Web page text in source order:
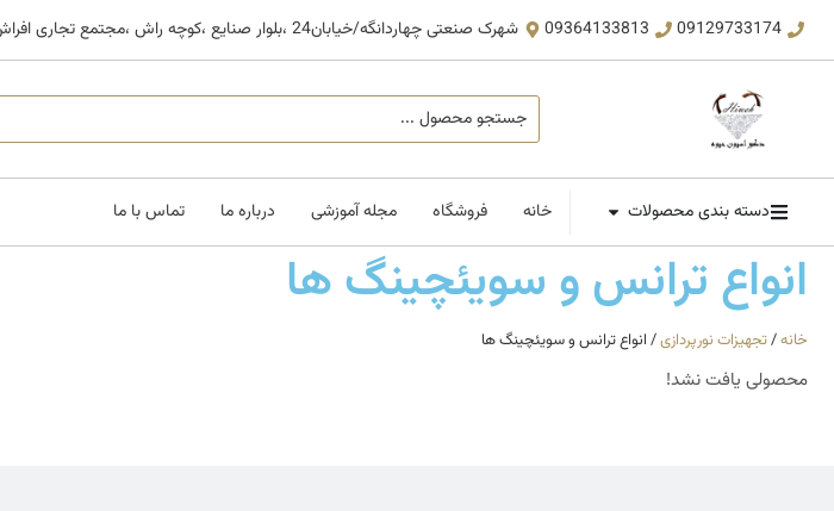
09129733174
09364133813 شهرک صنعتی چهاردانگه/خیابان24 ،بلوار صنایع ،کوچه راش ،مجتمع تجاری افراش ، حیوه دکور
دسته بندی محصولات خانه فروشگاه مجله آموزشی درباره ما تماس با ما
انواع ترانس و سویئچینگ ها
خانه/تجهیزات نورپردازی/ انواع ترانس و سویئچینگ ها
محصولی یافت نشد!